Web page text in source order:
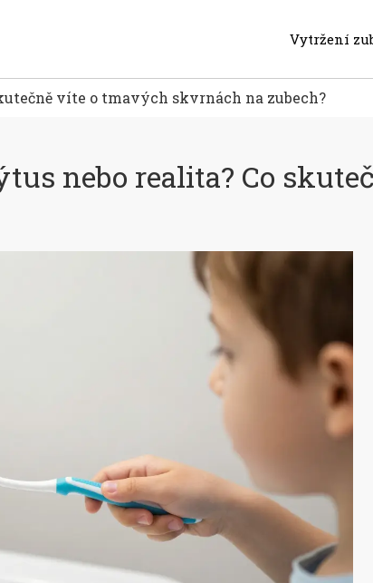
Vytržení
víte o tmavých skvrnách na zubech?
nebo realita? Co